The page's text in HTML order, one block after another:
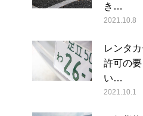
き…
2021.10.8
レンタ
許可の
い…
2021.10.1